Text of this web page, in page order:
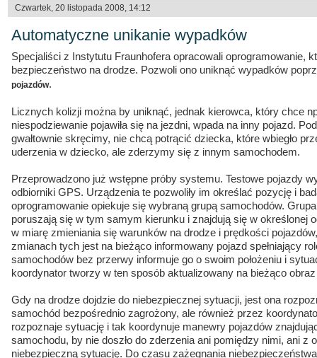
Czwartek, 20 listopada 2008, 14:12
Automatyczne unikanie wypadków
Specjaliści z Instytutu Fraunhofera opracowali oprogramowanie,
bezpieczeństwo na drodze. Pozwoli ono uniknąć wypadków
pojazdów.
Licznych kolizji można by uniknąć, jednak kierowca, który chce
niespodziewanie pojawiła się na jezdni, wpada na inny pojazd.
gwałtownie skręcimy, nie chcą potrącić dziecka, które wbiegło
uderzenia w dziecko, ale zderzymy się z innym samochodem.
Przeprowadzono już wstępne próby systemu. Testowe pojazdy
odbiorniki GPS. Urządzenia te pozwoliły im określać pozycję i
oprogramowanie opiekuje się wybraną grupą samochodów.
poruszają się w tym samym kierunku i znajdują się w określonej
w miarę zmieniania się warunków na drodze i prędkości
zmianach tych jest na bieżąco informowany pojazd spełniający
samochodów bez przerwy informuje go o swoim położeniu i
koordynator tworzy w ten sposób aktualizowany na bieżąco
Gdy na drodze dojdzie do niebezpiecznej sytuacji, jest ona
samochód bezpośrednio zagrożony, ale również przez
rozpoznaje sytuację i tak koordynuje manewry pojazdów
samochodu, by nie doszło do zderzenia ani pomiędzy nimi, ani z
niebezpieczną sytuację. Do czasu zażegnania